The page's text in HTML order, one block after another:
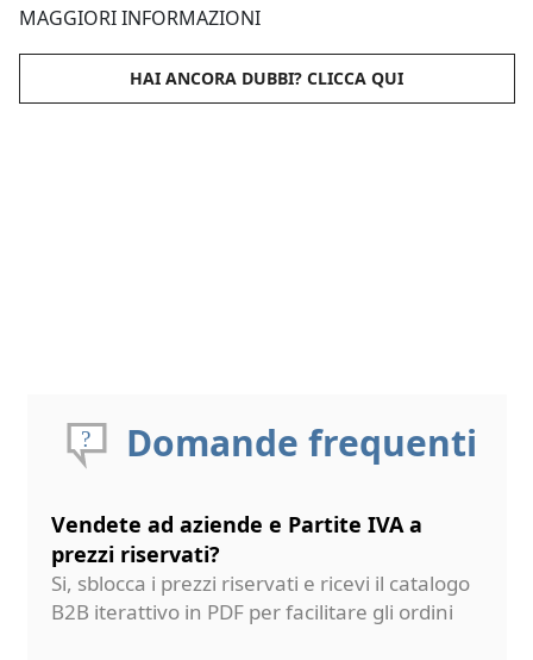
MAGGIORI INFORMAZIONI
HAI ANCORA DUBBI? CLICCA QUI
Domande frequenti
Vendete ad aziende e Partite IVA a
prezzi riservati?
Si, sblocca i prezzi riservati e ricevi il catalogo
B2B iterattivo in PDF per facilitare gli ordini